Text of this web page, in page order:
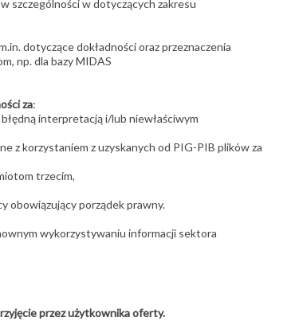
szczególności w dotyczących zakresu
dotyczące dokładności oraz przeznaczenia
np. dla bazy MIDAS
za:
interpretacją i/lub niewłaściwym
z korzystaniem z uzyskanych od PIG-PIB plików za
trzecim,
obowiązujący porządek prawny.
wykorzystywaniu informacji sektora
przez użytkownika oferty.